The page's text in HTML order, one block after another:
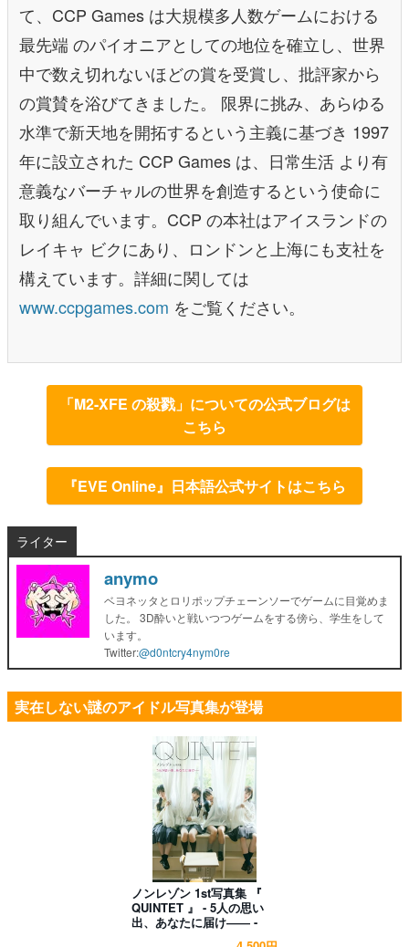
て、CCP Games は大規模多人数ゲームにおける
最先端 のパイオニアとしての地位を確立し、世界
中で数え切れないほどの賞を受賞し、批評家から
の賞賛を浴びてきました。 限界に挑み、あらゆる
水準で新天地を開拓するという主義に基づき 1997
年に設立された CCP Games は、日常生活 より有
意義なバーチャルの世界を創造するという使命に
取り組んでいます。CCP の本社はアイスランドの
レイキャ ビクにあり、ロンドンと上海にも支社を
構えています。詳細に関しては
www.ccpgames.com をご覧ください。
「M2-XFE の殺戮」についての公式ブログは
こちら
『EVE Online』日本語公式サイトはこちら
ライター
anymo
ベヨネッタとロリポップチェーンソーでゲームに目覚めま
した。 3D酔いと戦いつつゲームをする傍ら、学生をして
います。
Twitter:@d0ntcry4nym0re
実在しない謎のアイドル写真集が登場
ノンレゾン 1st写真集 『
QUINTET 』 - 5人の思い
出、あなたに届け―― -